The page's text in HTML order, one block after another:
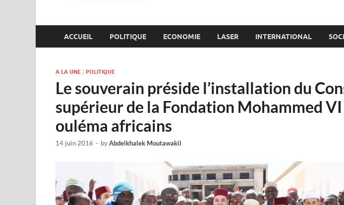
ACCUEIL POLITIQUE ECONOMIE LASER INTERNATIONAL
A LA UNE / POLITIQUE
Le souverain préside l’installation du
supérieur de la Fondation Mohammed VI
ouléma africains
14 juin 2016 - byAbdelkhalek Moutawakil